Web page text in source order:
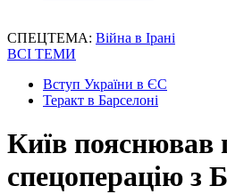
СПЕЦТЕМА: Війна в Ірані
ВСІ ТЕМИ
Вступ України в ЄС
Теракт в Барселоні
Київ пояснював
спецоперацію з